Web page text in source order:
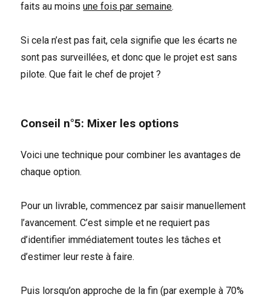
faits au moinsune fois par semaine.
Si cela n’est pas fait, cela signifie que les écarts ne
sont pas surveillées, et donc que le projet est sans
pilote. Que fait le chef de projet ?
Conseil n°5: Mixer les options
Voici une technique pour combiner les avantages de
chaque option.
Pour un livrable, commencez par saisir manuellement
l’avancement. C’est simple et ne requiert pas
d’identifier immédiatement toutes les tâches et
d’estimer leur reste à faire.
Puis lorsqu’on approche de la fin (par exemple à 70%